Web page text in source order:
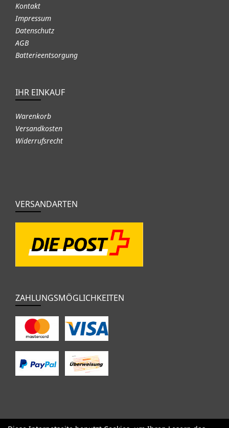
Kontakt
Impressum
Datenschutz
AGB
Batterieentsorgung
IHR EINKAUF
Warenkorb
Versandkosten
Widerrufsrecht
VERSANDARTEN
ZAHLUNGSMÖGLICHKEITEN